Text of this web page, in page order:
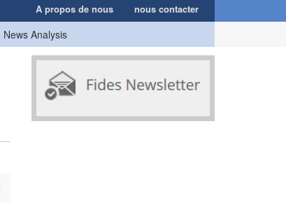
A propos de nous nous contacter
News Analysis